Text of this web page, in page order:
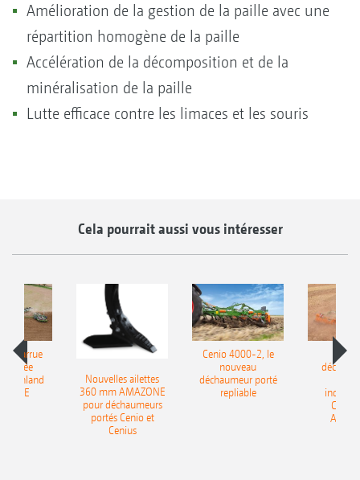
Amélioration de la gestion de la paille avec une
répartition homogène de la paille
Accélération de la décomposition et de la
minéralisation de la paille
Lutte efficace contre les limaces et les souris
Cela pourrait aussi vous intéresser
charrue
portée
Onland
Nouvelles ailettes
360 mm AMAZONE
pour déchaumeurs
portés Cenio et
Cenius
Cenio 4000-2, le
nouveau
déchaumeur porté
repliable